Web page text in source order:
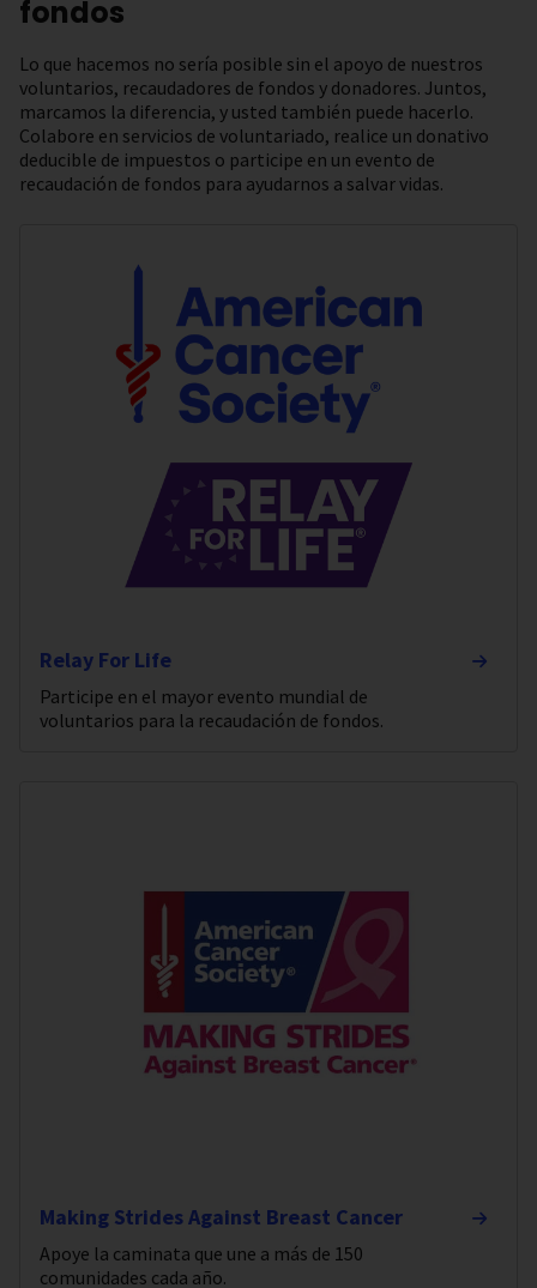
fondos
Lo que hacemos no sería posible sin el apoyo de nuestros
voluntarios, recaudadores de fondos y donadores. Juntos,
marcamos la diferencia, y usted también puede hacerlo.
Colabore en servicios de voluntariado, realice un donativo
deducible de impuestos o participe en un evento de
recaudación de fondos para ayudarnos a salvar vidas.
Relay For Life
Participe en el mayor evento mundial de
voluntarios para la recaudación de fondos.
Making Strides Against Breast Cancer
Apoye la caminata que une a más de 150
comunidades cada año.